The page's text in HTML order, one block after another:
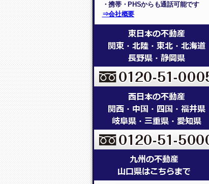
・携帯・PHSからも通話可能です
⇒会社概要